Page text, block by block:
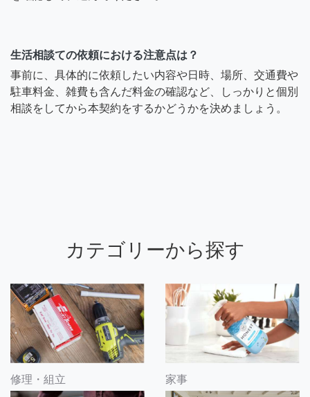
生活相談ての依頼における注意点は？
事前に、具体的に依頼したい内容や日時、場所、交通費や
駐車料金、雑費も含んだ料金の確認など、しっかりと個別
相談をしてから本契約をするかどうかを決めましょう。
カテゴリーから探す
修理・組立 家事